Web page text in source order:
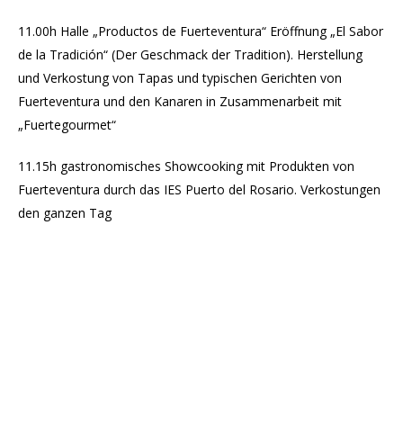
11.00h Halle „Productos de Fuerteventura“ Eröffnung „El Sabor
de la Tradición“ (Der Geschmack der Tradition). Herstellung
und Verkostung von Tapas und typischen Gerichten von
Fuerteventura und den Kanaren in Zusammenarbeit mit
„Fuertegourmet“
11.15h gastronomisches Showcooking mit Produkten von
Fuerteventura durch das IES Puerto del Rosario. Verkostungen
den ganzen Tag